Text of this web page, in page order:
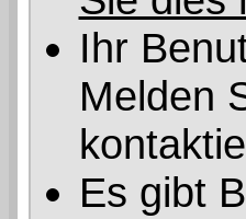
Ihr
Melden
Es gibt